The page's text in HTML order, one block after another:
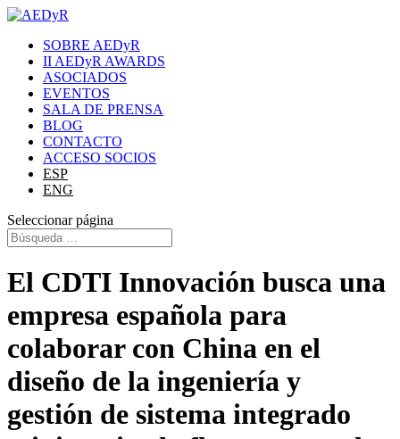
SOBRE AEDyR
II AEDyR AWARDS
ASOCIADOS
EVENTOS
SALA DE PRENSA
BLOG
CONTACTO
ACCESO SOCIOS
ESP
ENG
Seleccionar página
El CDTI Innovación busca una
empresa española para
colaborar con China en el
diseño de la ingeniería y
gestión de sistema integrado